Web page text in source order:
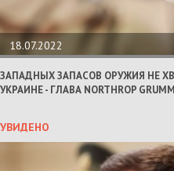
18.07.2022
ЗАПАДНЫХ ЗАПАСОВ ОРУЖИЯ НЕ
УКРАИНЕ - ГЛАВА NORTHROP
УВИДЕНО